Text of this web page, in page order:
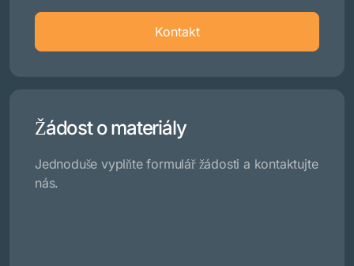
Kontakt
Žádost o materiály
Jednoduše vyplňte formulář žádosti a kontaktujte
nás.